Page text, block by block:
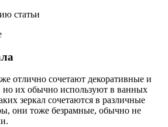
статьи
отлично сочетают декоративные и
их обычно используют в ванных
зеркал сочетаются в различные
они тоже безрамные, обычно не